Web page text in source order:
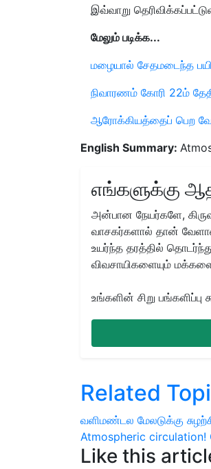
இவ்வாறு
மேலும் படிக்க...
மழையால் சேதமடைந்த
நிவாரணம் கோரி 22ம்
ஆரோக்கியத்தைப் பெற
English Summary:
எங்களுக்கு
அன்பான நேயர்களே,
வாசகர்களால் தான்
உயர்ந்த தரத்தில்
விவசாயிகளையும்
உங்களின் சிறு
Related
வளிமண்டல மேலடுக்கு
Atmospheric circulation!
Like this